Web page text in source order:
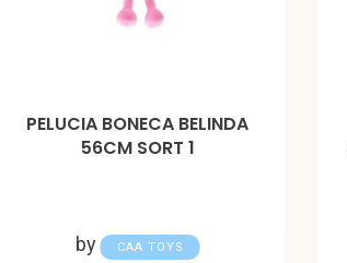
PELUCIA BONECA BELINDA
56CM SORT 1
by CAA TOYS